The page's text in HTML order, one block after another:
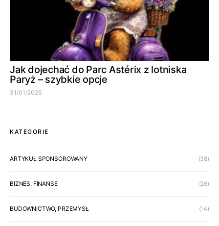
Jak dojechać do Parc Astérix z lotniska
Paryż – szybkie opcje
31/01/2026
KATEGORIE
ARTYKUŁ SPONSOROWANY (38)
BIZNES, FINANSE (26)
BUDOWNICTWO, PRZEMYSŁ (14)